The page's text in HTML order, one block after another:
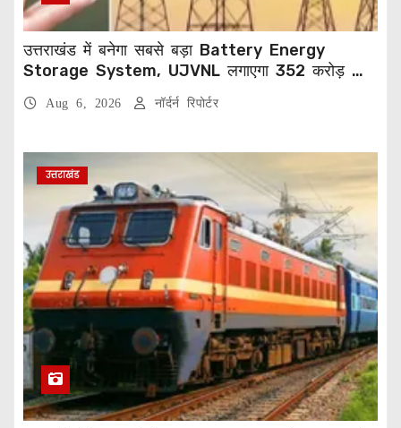
उत्तराखंड में बनेगा सबसे बड़ा Battery Energy
Storage System, UJVNL लगाएगा 352 करोड़ का
Aug 6, 2026 नॉर्दर्न रिपोर्टर
उत्तराखंड